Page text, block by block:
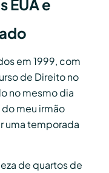
EUA e
em 1999, com
de Direito no
no mesmo dia
meu irmão
uma temporada
de quartos de